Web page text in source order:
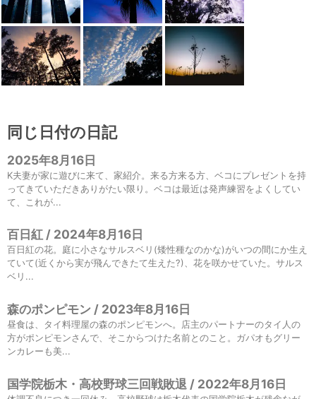
同じ日付の日記
2025年8月16日
K夫妻が家に遊びに来て、家紹介。来る方来る方、ベコにプレゼントを持
ってきていただきありがたい限り。ベコは最近は発声練習をよくしてい
て、これが...
百日紅 / 2024年8月16日
百日紅の花。庭に小さなサルスベリ(矮性種なのかな)がいつの間にか生え
ていて(近くから実が飛んできたて生えた?)、花を咲かせていた。サルス
ベリ...
森のポンピモン / 2023年8月16日
昼食は、タイ料理屋の森のポンピモンへ。店主のパートナーのタイ人の
方がポンピモンさんで、そこからつけた名前とのこと。ガパオもグリー
ンカレーも美...
国学院栃木・高校野球三回戦敗退 / 2022年8月16日